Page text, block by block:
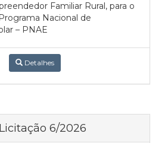
Familiar Rural, para o
Nacional de
– PNAE
Detalhes
6/2026